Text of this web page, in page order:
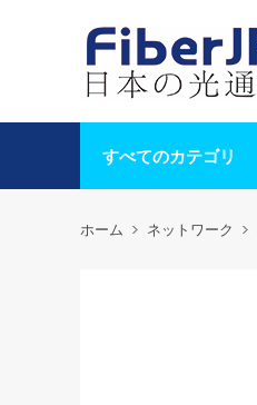
すべてのカテゴリ
ホーム ネットワーク